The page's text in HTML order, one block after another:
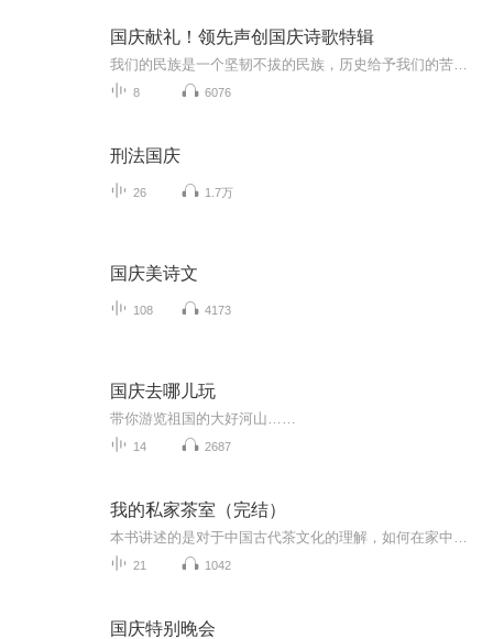
国庆献礼！领先声创国庆诗歌特辑
8 6076
刑法国庆
26 1.7万
国庆美诗文
108 4173
国庆去哪儿玩
带你游览祖国的大好河山……
14 2687
我的私家茶室（完结）
21 1042
国庆特别晚会